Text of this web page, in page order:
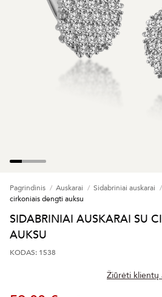
Pagrindinis Auskarai Sidabriniai auskarai
cirkoniais dengti auksu
SIDABRINIAI AUSKARAI SU
AUKSU
KODAS: 1538
Žiūrėti klientų